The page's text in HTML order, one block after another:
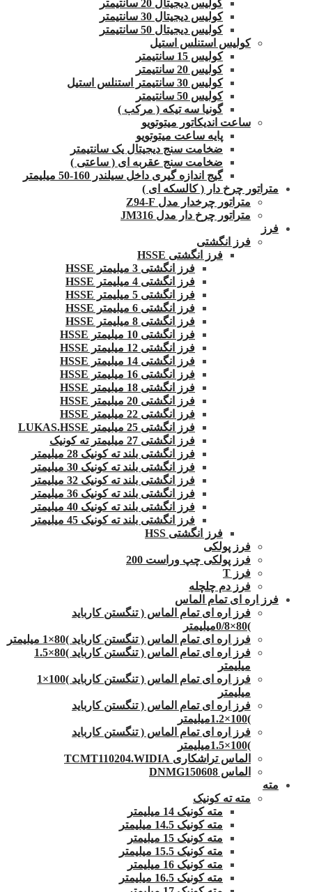
کولیس دیجیتال 20 سانتیمتر
کولیس دیجیتال 30 سانتیمتر
کولیس دیجیتال 50 سانتیمتر
کولیس استنلس استیل
کولیس 15 سانتیمتر
کولیس 20 سانتیمتر
کولیس 30 سانتیمتر استنلس استیل
کولیس 50 سانتیمتر
گونیا سه تیکه ( مرکب )
ساعت اندیکاتور میتوتویو
پایه ساعت میتوتویو
ضخامت سنج دیجیتال یک سانتیمتر
ضخامت سنج عقربه ای ( ساعتی )
گیج اندازه گیری داخل سیلندر 160-50 میلیمتر
متراتور چرخ دار ( کالسکه ای )
متراتور چرخدار مدل Z94-F
متراتور چرخ دار مدل JM316
فرز
فرز انگشتی
فرز انگشتی HSSE
فرز انگشتی 3 میلیمتر HSSE
فرز انگشتی 4 میلیمتر HSSE
فرز انگشتی 5 میلیمتر HSSE
فرز انگشتی 6 میلیمتر HSSE
فرز انگشتی 8 میلیمتر HSSE
فرز انگشتی 10 میلیمتر HSSE
فرز انگشتی 12 میلیمتر HSSE
فرز انگشتی 14 میلیمتر HSSE
فرز انگشتی 16 میلیمتر HSSE
فرز انگشتی 18 میلیمتر HSSE
فرز انگشتی 20 میلیمتر HSSE
فرز انگشتی 22 میلیمتر HSSE
فرز انگشتی 25 میلیمتر LUKAS.HSSE
فرز انگشتی 27 میلیمتر ته کونیک
فرز انگشتی بلند ته کونیک 28 میلیمتر
فرز انگشتی بلند ته کونیک 30 میلیمتر
فرز انگشتی بلند ته کونیک 32 میلیمتر
فرز انگشتی بلند ته کونیک 36 میلیمتر
فرز انگشتی بلند ته کونیک 40 میلیمتر
فرز انگشتی بلند ته کونیک 45 میلیمتر
فرز انگشتی HSS
فرز پولکی
فرز پولکی چپ وراست 200
فرز T
فرز دم چلچله
فرز اره ای تمام الماس
فرز اره ای تمام الماس ( تنگستن کارباید
)80×0/8میلیمتر
فرز اره ای تمام الماس ( تنگستن کارباید )80×1 میلیمتر
فرز اره ای تمام الماس ( تنگستن کارباید )80×1.5
میلیمتر
فرز اره ای تمام الماس ( تنگستن کارباید )100×1
میلیمتر
فرز اره ای تمام الماس ( تنگستن کارباید
)100×1.2میلیمتر
فرز اره ای تمام الماس ( تنگستن کارباید
)100×1.5میلیمتر
الماس تراشکاری TCMT110204.WIDIA
الماس DNMG150608
مته
مته ته کونیک
مته کونیک 14 میلیمتر
مته کونیک 14.5 میلیمتر
مته کونیک 15 میلیمتر
مته کونیک 15.5 میلیمتر
مته کونیک 16 میلیمتر
مته کونیک 16.5 میلیمتر